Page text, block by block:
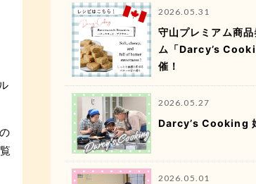
2026.05.31
守山プレミアム商
ム「Darcy’s
催！
2026.05.27
Darcy’s Cooking
2026.05.01